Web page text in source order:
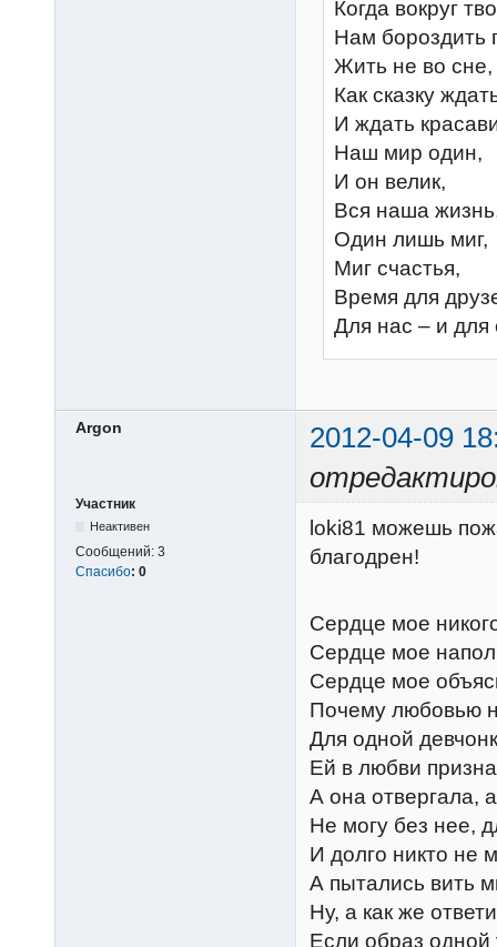
Когда вокруг
Нам бороздить
Жить не во сне,
Как сказку
И ждать
Наш мир один,
И он велик,
Вся наша
Один лишь миг,
Миг счастья,
Время для
Для нас – и для
Argon
2012-04-09
Участник
Неактивен
Сообщений: 3
Спасибо: 0
loki81 можешь
благодрен!
Сердце мое
Сердце мое
Сердце мое
Почему любовью
Для одной
Ей в любви
А она отвергала,
Не могу без нее,
И долго никто не
А пытались вить
Ну, а как же
Если образ одной